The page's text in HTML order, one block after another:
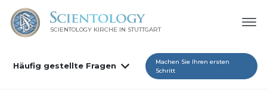
SCIENTOLOGY KIRCHE IN STUTTGART
Häufig gestellte Fragen
Machen Sie Ihren ersten
Schritt